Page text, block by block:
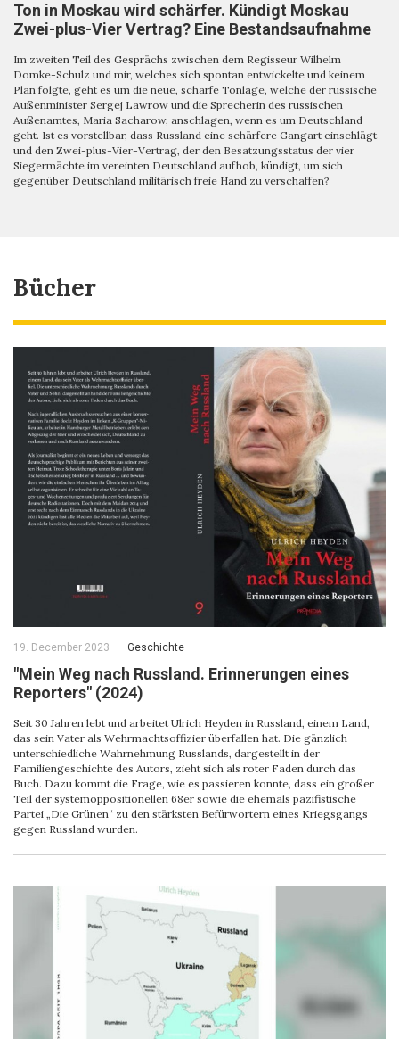
Ton in Moskau wird schärfer. Kündigt Moskau
Zwei-plus-Vier Vertrag? Eine Bestandsaufnahme
Im zweiten Teil des Gesprächs zwischen dem Regisseur Wilhelm
Domke-Schulz und mir, welches sich spontan entwickelte und keinem
Plan folgte, geht es um die neue, scharfe Tonlage, welche der russische
Außenminister Sergej Lawrow und die Sprecherin des russischen
Außenamtes, Maria Sacharow, anschlagen, wenn es um Deutschland
geht. Ist es vorstellbar, dass Russland eine schärfere Gangart einschlägt
und den Zwei-plus-Vier-Vertrag, der den Besatzungsstatus der vier
Siegermächte im vereinten Deutschland aufhob, kündigt, um sich
gegenüber Deutschland militärisch freie Hand zu verschaffen?
Bücher
19. December 2023 Geschichte
"Mein Weg nach Russland. Erinnerungen eines
Reporters" (2024)
Seit 30 Jahren lebt und arbeitet Ulrich Heyden in Russland, einem Land,
das sein Vater als Wehrmachtsoffizier überfallen hat. Die gänzlich
unterschiedliche Wahrnehmung Russlands, dargestellt in der
Familiengeschichte des Autors, zieht sich als roter Faden durch das
Buch. Dazu kommt die Frage, wie es passieren konnte, dass ein großer
Teil der systemoppositionellen 68er sowie die ehemals pazifistische
Partei „Die Grünen“ zu den stärksten Befürwortern eines Kriegsgangs
gegen Russland wurden.